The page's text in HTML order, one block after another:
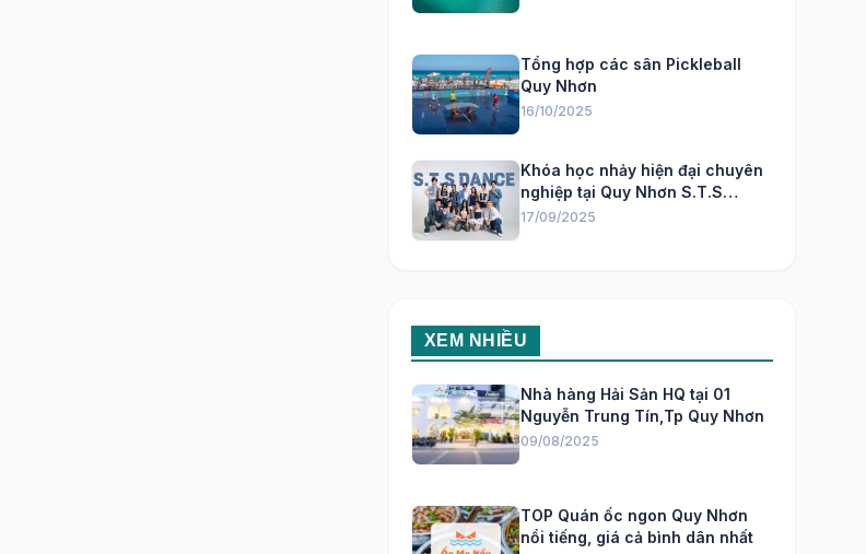
Tổng hợp các sân Pickleball
Quy Nhơn
16/10/2025
Khóa học nhảy hiện đại chuyên
nghiệp tại Quy Nhơn S.T.S
Dance Studio
17/09/2025
XEM NHIỀU
Nhà hàng Hải Sản HQ tại 01
Nguyễn Trung Tín,Tp Quy Nhơn
09/08/2025
TOP Quán ốc ngon Quy Nhơn
nổi tiếng, giá cả bình dân nhất